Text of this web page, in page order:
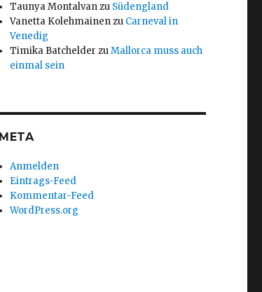
Taunya Montalvanzu Südengland
Vanetta Kolehmainenzu Carneval in
Venedig
Timika Batchelder zuMallorca muss auch
einmal sein
META
Anmelden
Eintrags-Feed
Kommentar-Feed
WordPress.org